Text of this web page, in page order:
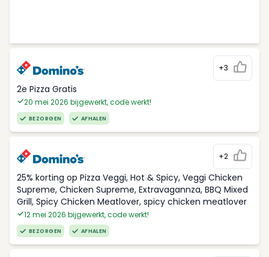
+3
2e Pizza Gratis
20 mei 2026 bijgewerkt, code werkt!
BEZORGEN AFHALEN
+2
25% korting op Pizza Veggi, Hot & Spicy, Veggi Chicken
Supreme, Chicken Supreme, Extravagannza, BBQ Mixed
Grill, Spicy Chicken Meatlover, spicy chicken meatlover
12 mei 2026 bijgewerkt, code werkt!
BEZORGEN AFHALEN